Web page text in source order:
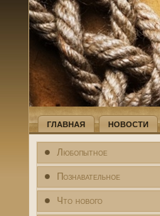
ГЛАВНАЯ НОВОСТИ
Любопытное
Познавательное
Что нового